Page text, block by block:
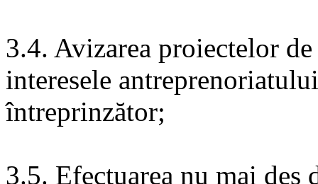
3.4. Avizarea proiectelor
interesele
întreprinzător;
3.5. Efectuarea nu mai des